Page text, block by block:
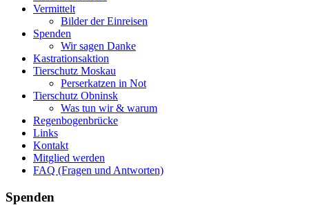
Vermittelt
Bilder der Einreisen
Spenden
Wir sagen Danke
Kastrationsaktion
Tierschutz Moskau
Perserkatzen in Not
Tierschutz Obninsk
Was tun wir & warum
Regenbogenbrücke
Links
Kontakt
Mitglied werden
FAQ (Fragen und Antworten)
Spenden